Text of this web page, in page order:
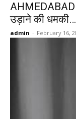
उड़ाने की
admin - February 16,